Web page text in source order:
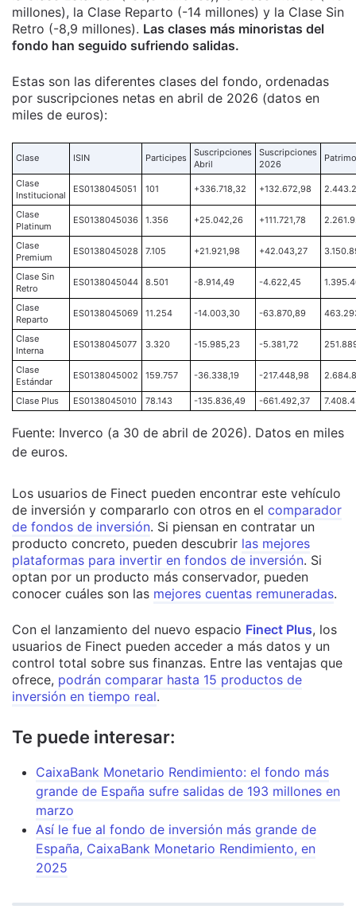
millones), la Clase Reparto (-14 millones) y la Clase Sin
Retro (-8,9 millones). Las clases más minoristas del
fondo han seguido sufriendo salidas.
Estas son las diferentes clases del fondo, ordenadas
por suscripciones netas en abril de 2026 (datos en
miles de euros):
Clase ISIN Participes
Suscripciones
Abril
Suscripciones
2026
Clase
Institucional
ES0138045051 101 +336.718,32 +132.672,98
Clase
Platinum
ES0138045036 1.356 +25.042,26 +111.721,78
Clase
Premium
ES0138045028 7.105 +21.921,98 +42.043,27
Clase Sin
Retro
ES0138045044 8.501 -8.914,49 -4.622,45
Clase
Reparto
ES0138045069 11.254 -14.003,30 -63.870,89
Clase
Interna
ES0138045077 3.320 -15.985,23 -5.381,72
Clase
Estándar
ES0138045002 159.757 -36.338,19 -217.448,98
Clase Plus ES0138045010 78.143 -135.836,49 -661.492,37
Fuente: Inverco (a 30 de abril de 2026). Datos en miles
de euros.
Los usuarios de Finect pueden encontrar este vehículo
de inversión y compararlo con otros en el comparador
de fondos de inversión. Si piensan en contratar un
producto concreto, pueden descubrir las mejores
plataformas para invertir en fondos de inversión. Si
optan por un producto más conservador, pueden
conocer cuáles son las mejores cuentas remuneradas.
Con el lanzamiento del nuevo espacio Finect Plus, los
usuarios de Finect pueden acceder a más datos y un
control total sobre sus finanzas. Entre las ventajas que
ofrece, podrán comparar hasta 15 productos de
inversión en tiempo real.
Te puede interesar:
CaixaBank Monetario Rendimiento: el fondo más
grande de España sufre salidas de 193 millones en
marzo
Así le fue al fondo de inversión más grande de
España, CaixaBank Monetario Rendimiento, en
2025